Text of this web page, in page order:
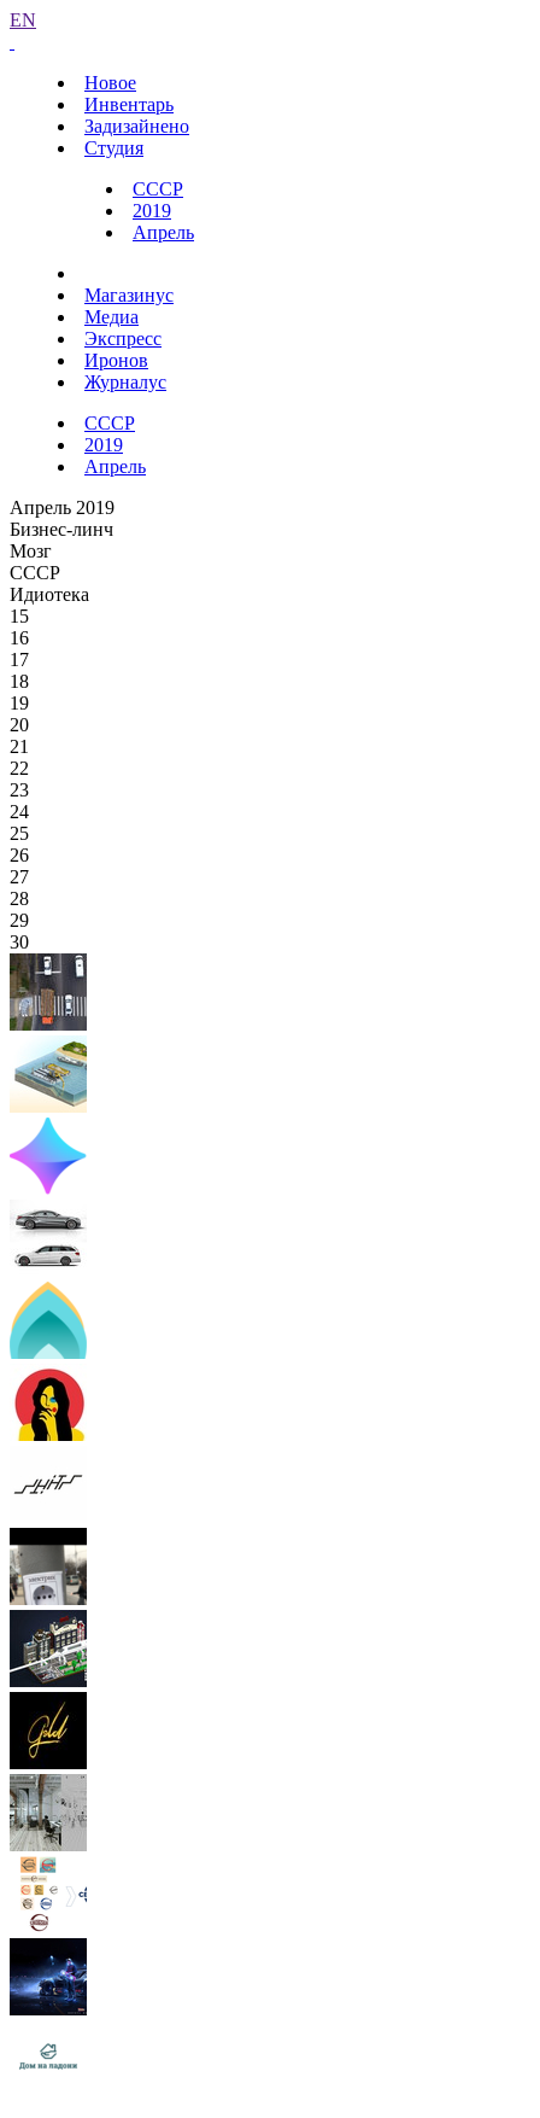
EN
Новое
Инвентарь
Задизайнено
Студия
СССР
2019
Апрель
Магазинус
Медиа
Экспресс
Иронов
Журналус
СССР
2019
Апрель
Апрель 2019
Бизнес-линч
Мозг
СССР
Идиотека
15
16
17
18
19
20
21
22
23
24
25
26
27
28
29
30